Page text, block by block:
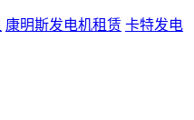
康明斯发电机租赁 卡特发电